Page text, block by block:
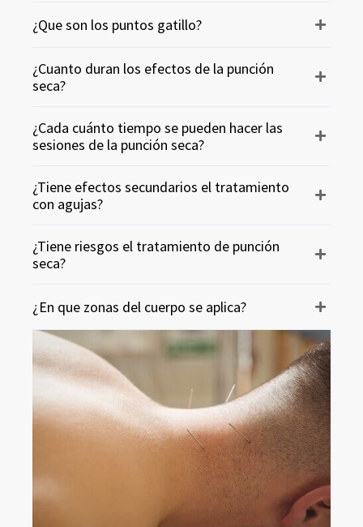
¿Que son los puntos gatillo?
¿Cuanto duran los efectos de la punción
seca?
¿Cada cuánto tiempo se pueden hacer las
sesiones de la punción seca?
¿Tiene efectos secundarios el tratamiento
con agujas?
¿Tiene riesgos el tratamiento de punción
seca?
¿En que zonas del cuerpo se aplica?